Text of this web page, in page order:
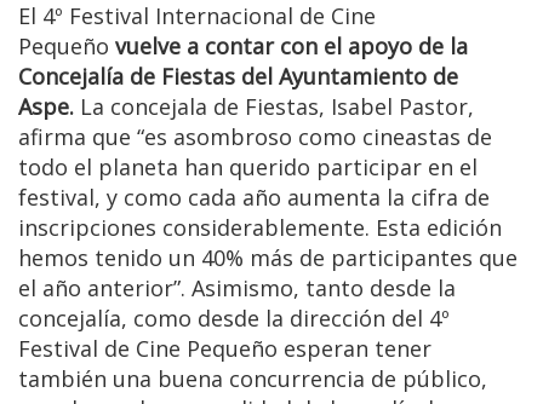
El 4º Festival Internacional de Cine
Pequeño vuelve a contar con el apoyo de la
Concejalía de Fiestas del Ayuntamiento de
Aspe. La concejala de Fiestas, Isabel Pastor,
afirma que “es asombroso como cineastas de
todo el planeta han querido participar en el
festival, y como cada año aumenta la cifra de
inscripciones considerablemente. Esta edición
hemos tenido un 40% más de participantes que
el año anterior”. Asimismo, tanto desde la
concejalía, como desde la dirección del 4º
Festival de Cine Pequeño esperan tener
también una buena concurrencia de público,